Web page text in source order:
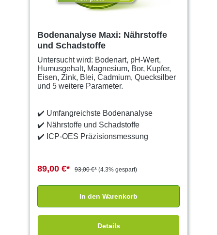
Bodenanalyse Maxi: Nährstoffe
und Schadstoffe
Untersucht wird: Bodenart, pH-Wert,
Humusgehalt, Magnesium, Bor, Kupfer,
Eisen, Zink, Blei, Cadmium, Quecksilber
und 5 weitere Parameter.
✔️ Umfangreichste Bodenanalyse
✔️ Nährstoffe und Schadstoffe
✔️ ICP-OES Präzisionsmessung
89,00 €* 93,00 €* (4.3% gespart)
In den Warenkorb
Details